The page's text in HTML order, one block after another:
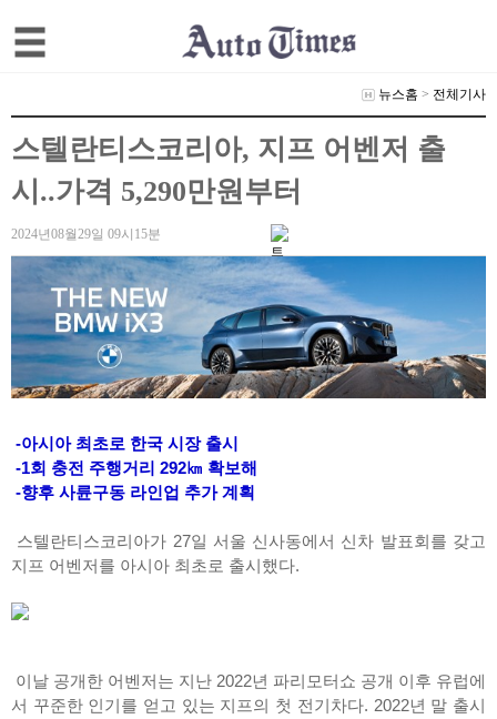
뉴스홈 > 전체기사
스텔란티스코리아, 지프 어벤저 출
시..가격 5,290만원부터
2024년08월29일 09시15분
-아시아 최초로 한국 시장 출시
-1회 충전 주행거리 292㎞ 확보해
-향후 사륜구동 라인업 추가 계획
스텔란티스코리아가 27일 서울 신사동에서 신차 발표회를 갖고
지프 어벤저를 아시아 최초로 출시했다.
이날 공개한 어벤저는 지난 2022년 파리모터쇼 공개 이후 유럽에
서 꾸준한 인기를 얻고 있는 지프의 첫 전기차다. 2022년 말 출시